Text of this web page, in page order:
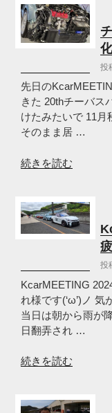
の
ン
プ
リ
岡
山
国
際
サ
キ
乙
(‘ω’)
投
先日の
きた 20thチーバス
けたみたいで 11月
そのまま居 …
“チ
ス
パ
ー
園
児
は
GBC17
(‘ω’)
続きを読む
投
KcarMEETING
れ様です(‘ω’)ノ 気
当日は朝から雨が
日翻弄され …
“KcarMEETING2024
ペ
続きを読む